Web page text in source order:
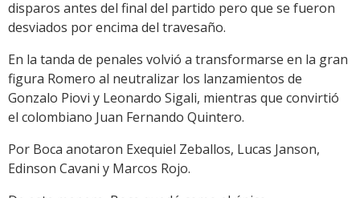
disparos antes del final del partido pero que se fueron
desviados por encima del travesaño.
En la tanda de penales volvió a transformarse en la gran
figura Romero al neutralizar los lanzamientos de
Gonzalo Piovi y Leonardo Sigali, mientras que convirtió
el colombiano Juan Fernando Quintero.
Por Boca anotaron Exequiel Zeballos, Lucas Janson,
Edinson Cavani y Marcos Rojo.